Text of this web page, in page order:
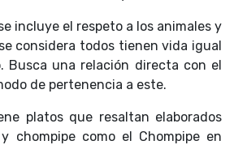
incluye el respeto a los animales y
considera todos tienen vida igual
Busca una relación directa con el
de pertenencia a este.
platos que resaltan elaborados
chompipe como el Chompipe en